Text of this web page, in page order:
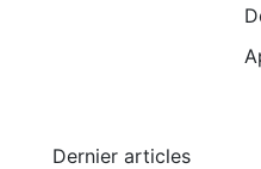
Dernier articles